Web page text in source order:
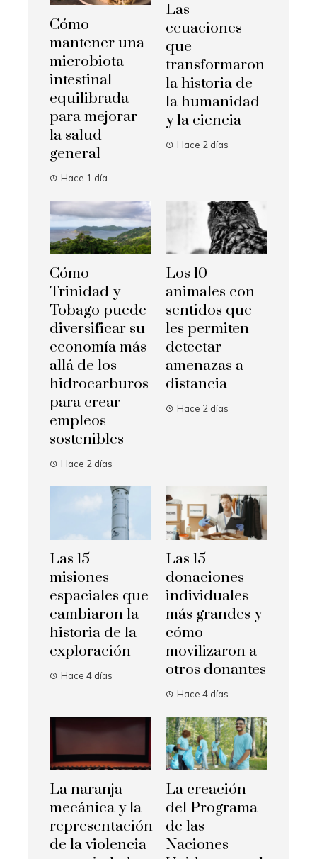
Cómo
mantener una
microbiota
intestinal
equilibrada
para mejorar
la salud
general
Hace 1 día
Las
ecuaciones
que
transformaron
la historia de
la humanidad
y la ciencia
Hace 2 días
Cómo
Trinidad y
Tobago puede
diversificar su
economía más
allá de los
hidrocarburos
para crear
empleos
sostenibles
Hace 2 días
Los 10
animales con
sentidos que
les permiten
detectar
amenazas a
distancia
Hace 2 días
Las 15
misiones
espaciales que
cambiaron la
historia de la
exploración
Hace 4 días
Las 15
donaciones
individuales
más grandes y
cómo
movilizaron a
otros donantes
Hace 4 días
La naranja
mecánica y la
representación
de la violencia
La creación
del Programa
de las
Naciones